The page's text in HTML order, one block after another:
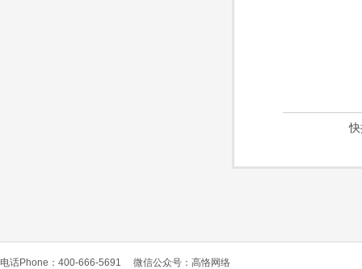
电话Phone：400-666-5691 微信公众号：高恪网络